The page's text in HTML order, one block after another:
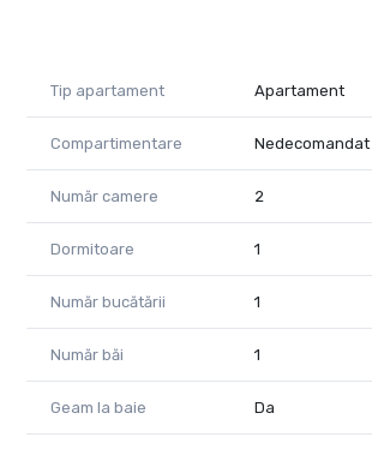
Tip apartament Apartament
Compartimentare Nedecomandat
Număr camere 2
Dormitoare 1
Număr bucătării 1
Număr băi 1
Geam la baie Da